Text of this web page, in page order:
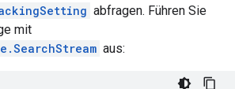
abfragen. Führen Sie
mit
aus: